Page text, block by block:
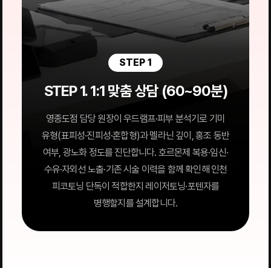
STEP 1
STEP 1. 1:1 맞춤 상담 (60~90분)
영종도점 담당 원장이 우드램프·피부 분석기로 기미
유형(표피성·진피성·혼합형)과 멜라닌 깊이, 홍조 동반
여부, 광노화 정도를 진단합니다. 호르몬제 복용·임신·
수유·자외선 노출·기존 시술 이력을 함께 확인해 인천
피코토닝 단독이 적합한지 레이저토닝·포텐자를
병행할지를 설계합니다.